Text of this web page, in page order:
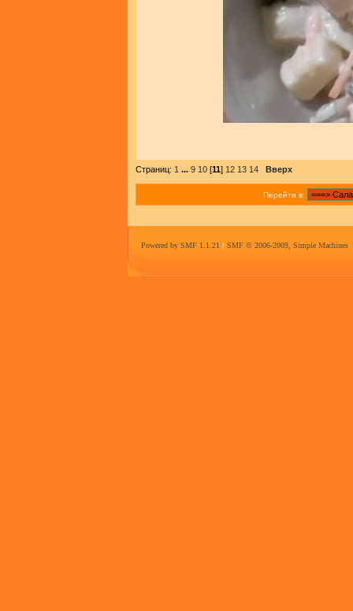
Страниц: 1 ... 9 10 [11] 12 13 14 Вверх
Перейти в:
Powered by SMF 1.1.21 | SMF © 2006-2009, Simple Machines